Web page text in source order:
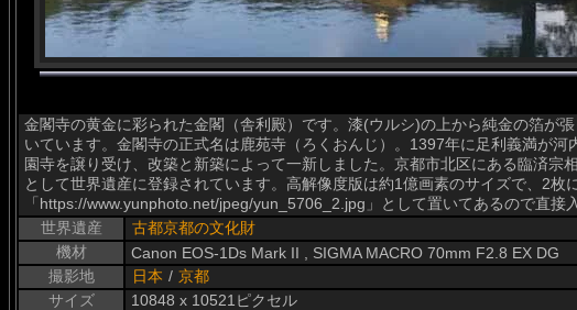
金閣寺の黄金に彩られた金閣（舎利殿）です。漆(ウルシ)の上から純金の箔が
いています。金閣寺の正式名は鹿苑寺（ろくおんじ）。1397年に足利義満が
園寺を譲り受け、改築と新築によって一新しました。京都市北区にある臨済宗
として世界遺産に登録されています。高解像度版は約1億画素のサイズで、2枚
「https://www.yunphoto.net/jpeg/yun_5706_2.jpg」として置いてあるので直接
世界遺産
古都京都の文化財
機材
Canon EOS-1Ds Mark II , SIGMA MACRO 70mm F2.8 EX DG
撮影地
日本 / 京都
サイズ
10848 x 10521ピクセル